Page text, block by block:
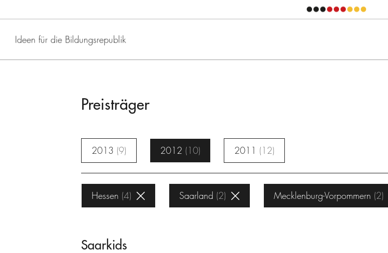
Ideen für die Bildungsrepublik
Preisträger
2013 9 2012 10 2011 12
Hessen 4 Saarland 2 Mecklenburg-Vorpommern 2
Saarkids